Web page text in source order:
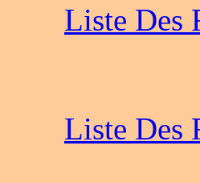
Liste Des
Liste Des